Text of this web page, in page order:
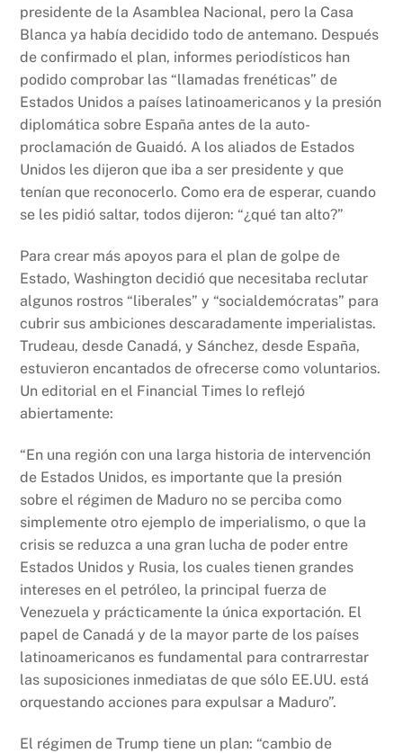
presidente de la Asamblea Nacional, pero la Casa
Blanca ya había decidido todo de antemano. Después
de confirmado el plan, informes periodísticos han
podido comprobar las “llamadas frenéticas” de
Estados Unidos a países latinoamericanos y la presión
diplomática sobre España antes de la auto-
proclamación de Guaidó. A los aliados de Estados
Unidos les dijeron que iba a ser presidente y que
tenían que reconocerlo. Como era de esperar, cuando
se les pidió saltar, todos dijeron: “¿qué tan alto?”
Para crear más apoyos para el plan de golpe de
Estado, Washington decidió que necesitaba reclutar
algunos rostros “liberales” y “socialdemócratas” para
cubrir sus ambiciones descaradamente imperialistas.
Trudeau, desde Canadá, y Sánchez, desde España,
estuvieron encantados de ofrecerse como voluntarios.
Un editorial en el Financial Times lo reflejó
abiertamente:
“En una región con una larga historia de intervención
de Estados Unidos, es importante que la presión
sobre el régimen de Maduro no se perciba como
simplemente otro ejemplo de imperialismo, o que la
crisis se reduzca a una gran lucha de poder entre
Estados Unidos y Rusia, los cuales tienen grandes
intereses en el petróleo, la principal fuerza de
Venezuela y prácticamente la única exportación. El
papel de Canadá y de la mayor parte de los países
latinoamericanos es fundamental para contrarrestar
las suposiciones inmediatas de que sólo EE.UU. está
orquestando acciones para expulsar a Maduro”.
El régimen de Trump tiene un plan: “cambio de